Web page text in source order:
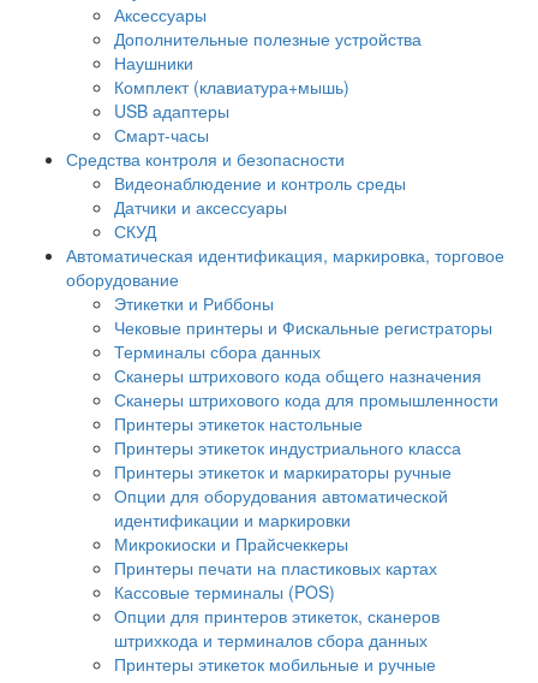
Аксессуары
Дополнительные полезные устройства
Наушники
Комплект (клавиатура+мышь)
USB адаптеры
Смарт-часы
Средства контроля и безопасности
Видеонаблюдение и контроль среды
Датчики и аксессуары
СКУД
Автоматическая идентификация, маркировка, торговое
оборудование
Этикетки и Риббоны
Чековые принтеры и Фискальные регистраторы
Терминалы сбора данных
Сканеры штрихового кода общего назначения
Сканеры штрихового кода для промышленности
Принтеры этикеток настольные
Принтеры этикеток индустриального класса
Принтеры этикеток и маркираторы ручные
Опции для оборудования автоматической
идентификации и маркировки
Микрокиоски и Прайсчеккеры
Принтеры печати на пластиковых картах
Кассовые терминалы (POS)
Опции для принтеров этикеток, сканеров
штрихкода и терминалов сбора данных
Принтеры этикеток мобильные и ручные